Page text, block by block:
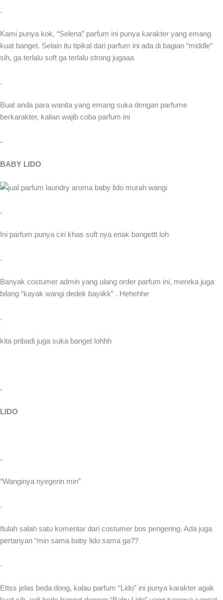
.
Kami punya kok, “Selena” parfum ini punya karakter yang emang
kuat banget. Selain itu tipikal dari parfum ini ada di bagian “middle”
sih, ga terlalu soft ga terlalu strong jugaaa
.
Buat anda para wanita yang emang suka dengan parfume
berkarakter, kalian wajib coba parfum ini
.
BABY LIDO
.
Ini parfum punya ciri khas soft nya enak bangettt loh
.
Banyak costumer admin yang ulang order parfum ini, mereka juga
bilang “kayak wangi dedek bayiikk” . Hehehhe
.
kita pribadi juga suka banget lohhh
.
LIDO
.
“Wanginya nyegerin min”
.
Itulah salah satu komentar dari costumer bos pengering. Ada juga
pertanyan “min sama baby lido sama ga??
.
Ettss jelas beda dong, kalau parfum “Lido” ini punya karakter agak